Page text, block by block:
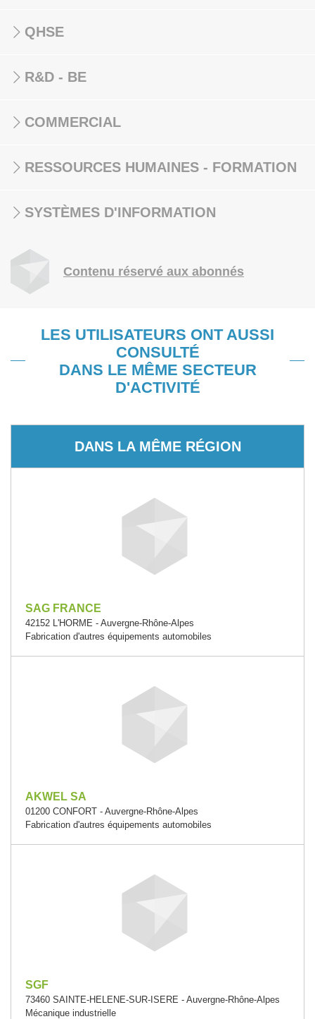
QHSE
R&D - BE
COMMERCIAL
RESSOURCES HUMAINES - FORMATION
SYSTÈMES D'INFORMATION
Contenu réservé aux abonnés
LES UTILISATEURS ONT AUSSI
CONSULTÉ
DANS LE MÊME SECTEUR
D'ACTIVITÉ
DANS LA MÊME RÉGION
SAG FRANCE
42152 L'HORME - Auvergne-Rhône-Alpes
Fabrication d'autres équipements automobiles
AKWEL SA
01200 CONFORT - Auvergne-Rhône-Alpes
Fabrication d'autres équipements automobiles
SGF
73460 SAINTE-HELENE-SUR-ISERE - Auvergne-Rhône-Alpes
Mécanique industrielle